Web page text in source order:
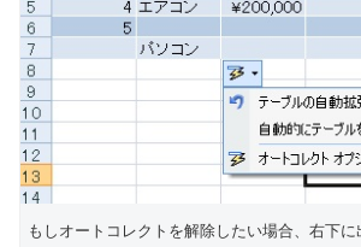
もしオートコレクトを解除したい場合、右下に